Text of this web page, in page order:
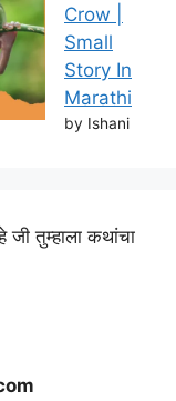
Crow |
Small
Story In
Marathi
by Ishani
जी तुम्हाला कथांचा